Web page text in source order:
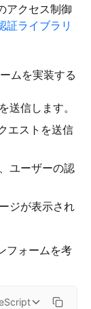
アクセス制御
証ライブラリ
ムを実装する
送信します。
エストを送信
ユーザーの認
ジが表示され
フォームを考